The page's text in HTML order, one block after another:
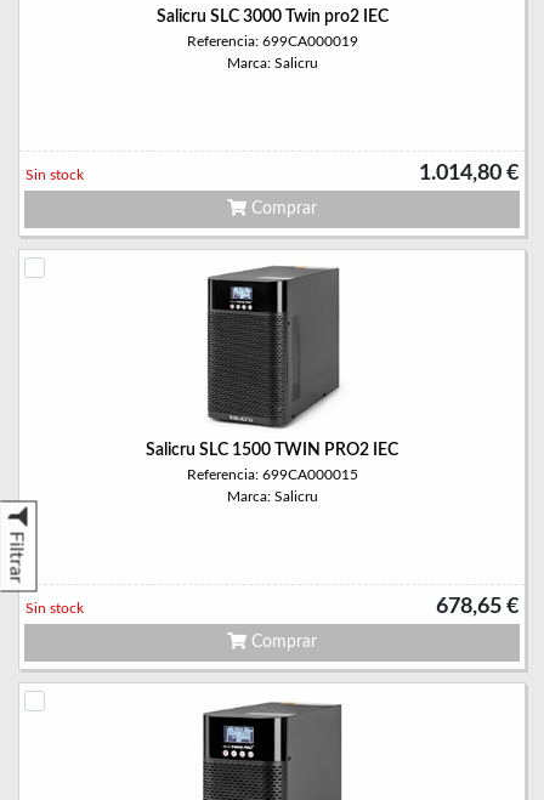
Filtrar
Salicru SLC 3000 Twin pro2 IEC
Referencia: 699CA000019
Marca: Salicru
1.014,80 €
Sin stock
Comprar
Salicru SLC 1500 TWIN PRO2 IEC
Referencia: 699CA000015
Marca: Salicru
678,65 €
Sin stock
Comprar